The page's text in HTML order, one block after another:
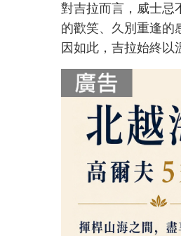
對吉拉而言，威士忌
的歡笑、久別重逢的
因如此，吉拉始終以